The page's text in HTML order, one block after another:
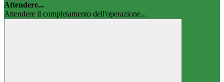
Attendere...
Attendere il completamento dell'operazione...